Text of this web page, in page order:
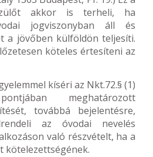
akkor is terheli, ha
jogviszonyban áll és
a jövőben külföldön teljesíti.
köteles értesíteni az
kíséri az Nkt.72.§ (1)
meghatározott
továbbá bejelentésre,
az óvodai nevelés
való részvételt, ha a
kötelezettségének.